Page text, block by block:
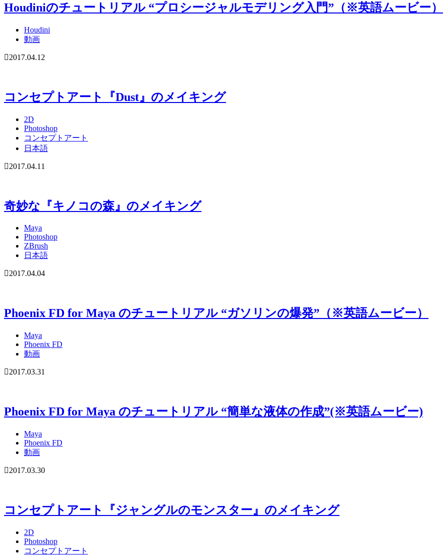
Houdiniのチュートリアル “プロシージャルモデリング入門”（※英語ムービー）
Houdini
動画
2017.04.12
コンセプトアート『Dust』のメイキング
2D
Photoshop
コンセプトアート
日本語
2017.04.11
奇妙な『キノコの森』のメイキング
Maya
Photoshop
ZBrush
日本語
2017.04.04
Phoenix FD for Maya のチュートリアル “ガソリンの爆発”（※英語ムービー）
Maya
Phoenix FD
動画
2017.03.31
Phoenix FD for Maya のチュートリアル “簡単な液体の作成”(※英語ムービー)
Maya
Phoenix FD
動画
2017.03.30
コンセプトアート『ジャングルのモンスター』のメイキング
2D
Photoshop
コンセプトアート